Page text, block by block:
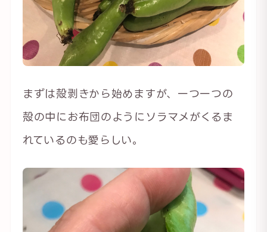
まずは殻剥きから始めますが、一つ一つの
殻の中にお布団のようにソラマメがくるま
れているのも愛らしい。